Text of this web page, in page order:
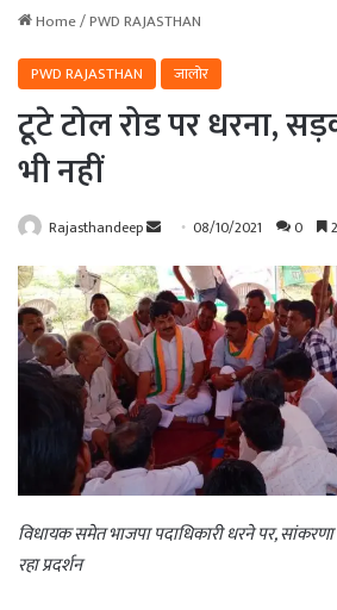
Home/PWD RAJASTHAN
PWD RAJASTHAN
जालोर
टूटे टोल रोड पर धरना,
भी नहीं
Rajasthandeep
Send
email
08/10/2021 0
विधायक समेत भाजपा पदाधिकारी धरने पर,
रहा प्रदर्शन